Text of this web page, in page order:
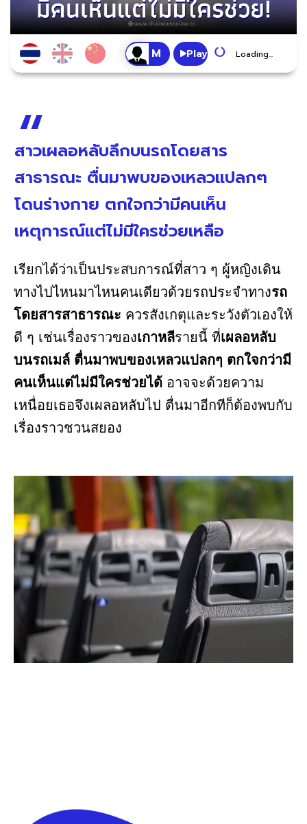
Play Loading...
สาวเผลอหลับลึกบนรถโดยสาร
สาธารณะ ตื่นมาพบของเหลวแปลกๆ
โดนร่างกาย ตกใจกว่ามีคนเห็น
เหตุการณ์แต่ไม่มีใครช่วยเหลือ
เรียกได้ว่าเป็นประสบการณ์ที่สาว ๆ ผู้หญิงเดิน
ทางไปไหนมาไหนคนเดียวด้วยรถประจำทางรถ
โดยสารสาธารณะ ควรสังเกตุและระวังตัวเองให้
ดี ๆ เช่นเรื่องราวของเกาหลีรายนี้ ที่เผลอหลับ
บนรถเมล์ ตื่นมาพบของเหลวแปลกๆ ตกใจกว่ามี
คนเห็นแต่ไม่มีใครช่วยได้ อาจจะด้วยความ
เหนื่อยเธอจึงเผลอหลับไป ตื่นมาอีกทีก็ต้องพบกับ
เรื่องราวชวนสยอง